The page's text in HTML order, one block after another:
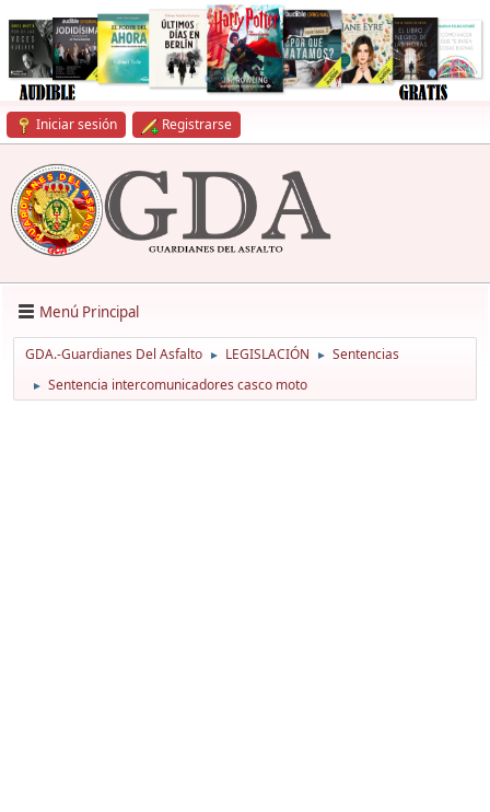
Iniciar sesión Registrarse
Menú Principal
GDA.-Guardianes Del Asfalto ► LEGISLACIÓN ► Sentencias
► Sentencia intercomunicadores casco moto